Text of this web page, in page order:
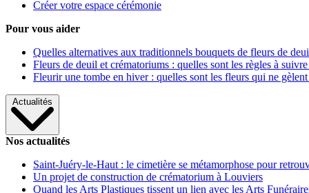
Créer votre espace cérémonie
Pour vous aider
Quelles alternatives aux traditionnels bouquets de fleurs de
Fleurs de deuil et crématoriums : quelles sont les règles à
Fleurir une tombe en hiver : quelles sont les fleurs qui ne gèlent
Actualités
Nos actualités
Saint-Juéry-le-Haut : le cimetière se métamorphose pour
Un projet de construction de crématorium à Louviers
Quand les Arts Plastiques tissent un lien avec les Arts